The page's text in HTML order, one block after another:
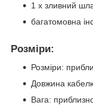
1 х зливний
багатомовна
Розміри:
Розміри:
Довжина
Вага: